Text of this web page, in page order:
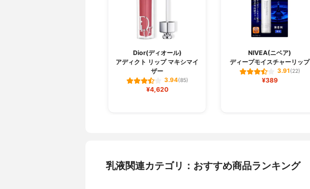
Dior(ディオール)
アディクト リップ マキシマイ
ザー
3.94(85)
¥4,620
NIVEA(ニベア)
ディープモイスチャーリップ
3.91(22)
¥389
乳液関連カテゴリ：おすすめ商品ランキング